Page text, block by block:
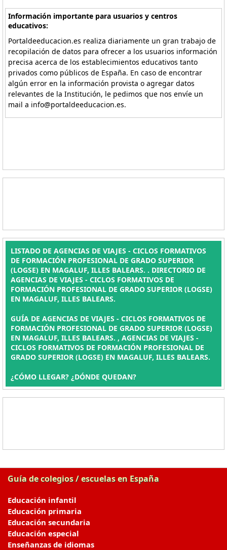
Información importante para usuarios y centros
educativos:
Portaldeeducacion.es realiza diariamente un gran trabajo de
recopilación de datos para ofrecer a los usuarios información
precisa acerca de los establecimientos educativos tanto
privados como públicos de España. En caso de encontrar
algún error en la información provista o agregar datos
relevantes de la Institución, le pedimos que nos envíe un
mail a info@portaldeeducacion.es.
LISTADO DE AGENCIAS DE VIAJES - CICLOS FORMATIVOS
DE FORMACIÓN PROFESIONAL DE GRADO SUPERIOR
(LOGSE) EN MAGALUF, ILLES BALEARS. . DIRECTORIO DE
AGENCIAS DE VIAJES - CICLOS FORMATIVOS DE
FORMACIÓN PROFESIONAL DE GRADO SUPERIOR (LOGSE)
EN MAGALUF, ILLES BALEARS.
GUÍA DE AGENCIAS DE VIAJES - CICLOS FORMATIVOS DE
FORMACIÓN PROFESIONAL DE GRADO SUPERIOR (LOGSE)
EN MAGALUF, ILLES BALEARS. , AGENCIAS DE VIAJES -
CICLOS FORMATIVOS DE FORMACIÓN PROFESIONAL DE
GRADO SUPERIOR (LOGSE) EN MAGALUF, ILLES BALEARS.
¿CÓMO LLEGAR? ¿DÓNDE QUEDAN?
Guía de colegios / escuelas en España
Educación infantil
Educación primaria
Educación secundaria
Educación especial
Enseñanzas de idiomas